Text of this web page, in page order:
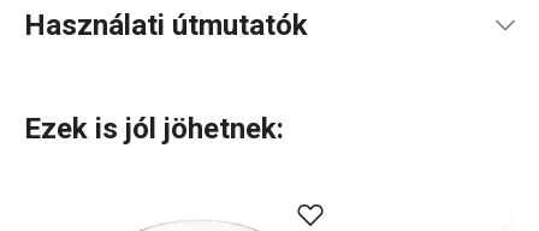
Használati útmutatók
Ezek is jól jöhetnek: